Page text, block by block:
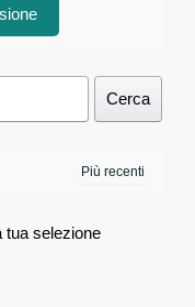
Cerca
tua selezione